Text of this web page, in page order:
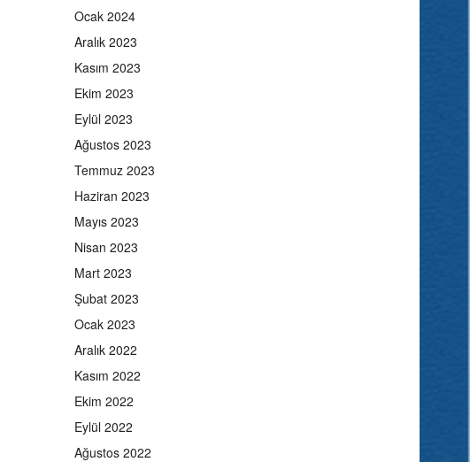
Ocak 2024
Aralık 2023
Kasım 2023
Ekim 2023
Eylül 2023
Ağustos 2023
Temmuz 2023
Haziran 2023
Mayıs 2023
Nisan 2023
Mart 2023
Şubat 2023
Ocak 2023
Aralık 2022
Kasım 2022
Ekim 2022
Eylül 2022
Ağustos 2022